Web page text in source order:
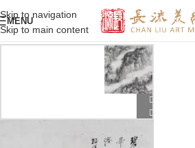
Skip to navigation
Skip to main content
MENU